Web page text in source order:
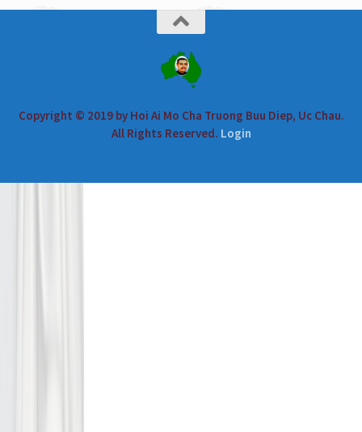
Copyright © 2019 by Hoi Ai Mo Cha Truong Buu Diep, Uc Chau.
All Rights Reserved. Login